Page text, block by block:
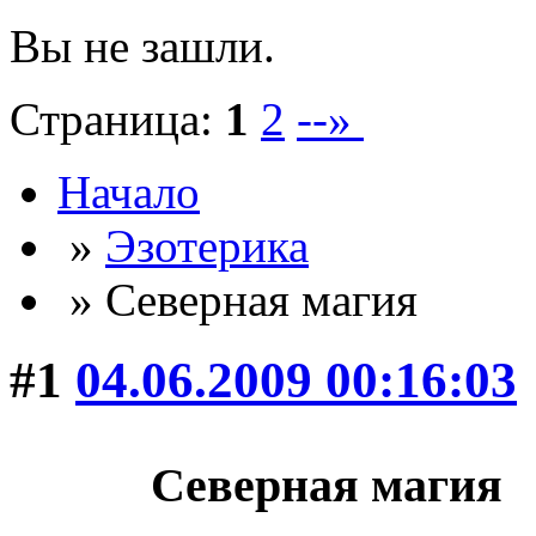
Вы не зашли.
Страница: 1 2 --»
Начало
» Эзотерика
» Северная магия
#1 04.06.2009 00:16:03
Северная магия